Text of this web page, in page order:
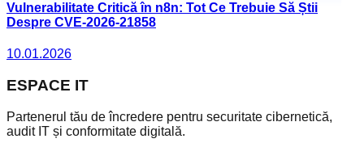
Vulnerabilitate Critică în n8n: Tot Ce Trebuie Să Știi
Despre CVE-2026-21858
10.01.2026
ESPACE IT
Partenerul tău de încredere pentru securitate cibernetică,
audit IT și conformitate digitală.